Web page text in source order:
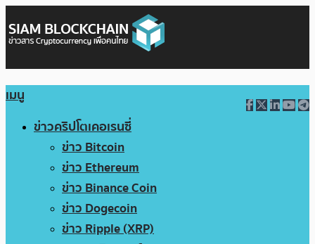
เมนู
ข่าวคริปโตเคอเรนซี่
ข่าว Bitcoin
ข่าว Ethereum
ข่าว Binance Coin
ข่าว Dogecoin
ข่าว Ripple (XRP)